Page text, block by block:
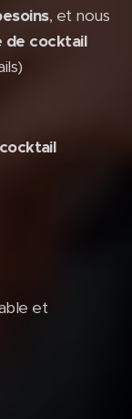
, et nous
de cocktail
et